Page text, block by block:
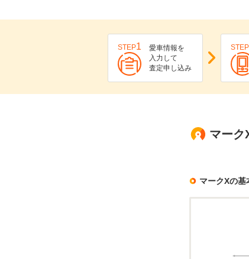
STEP1
愛車情報を
入力して
査定申し込み
STEP
マーク
マークXの基